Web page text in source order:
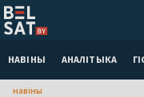
НАВІНЫ АНАЛІТЫКА
навіны